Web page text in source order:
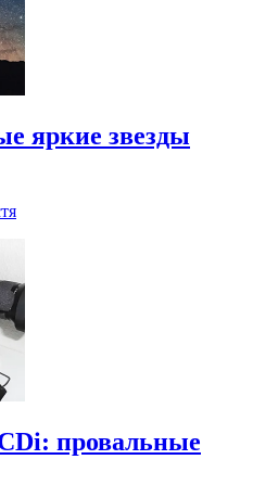
яркие звезды
провальные